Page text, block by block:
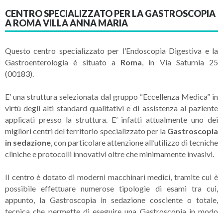
CENTRO SPECIALIZZATO PER LA GASTROSCOPIA
A ROMA VILLA ANNA MARIA
Questo centro specializzato per l’Endoscopia Digestiva e la
Gastroenterologia è situato a Roma, in Via Saturnia 25
(00183).
E’ una struttura selezionata dal gruppo “Eccellenza Medica” in
virtù degli alti standard qualitativi e di assistenza al paziente
applicati presso la struttura. E’ infatti attualmente uno dei
migliori centri del territorio specializzato per la Gastroscopia
in sedazione, con particolare attenzione all’utilizzo di tecniche
cliniche e protocolli innovativi oltre che minimamente invasivi.
Il centro è dotato di moderni macchinari medici, tramite cui è
possibile effettuare numerose tipologie di esami tra cui,
appunto, la Gastroscopia in sedazione cosciente o totale,